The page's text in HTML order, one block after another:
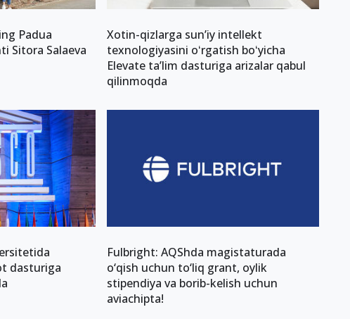
Padua
Sitora Salaeva
Xotin-qizlarga sun’iy intellekt
texnologiyasini oʻrgatish boʻyicha
Elevate taʼlim dasturiga arizalar qabul
qilinmoqda
dasturiga
Fulbright: AQShda magistaturada
o‘qish uchun to‘liq grant, oylik
stipendiya va borib-kelish uchun
aviachipta!